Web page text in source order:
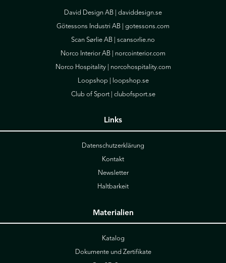
David Design AB | daviddesign.se
Götessons Industri AB | gotessons.com
Scan Sørlie AB | scansorlie.no
Norco Interior AB | norcointerior.com
Norco Hospitality | norcohospitality.com
Loopshop |
loopshop.se
Club of Sport | clubofsport.se
Links
Datenschutzerklärung
Kontakt
Newsletter
Haltbarkeit
Materialien
Katalog
Dokumente und Zertifikate